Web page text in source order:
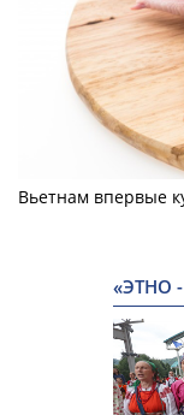
Вьетнам впервые
«ЭТНО